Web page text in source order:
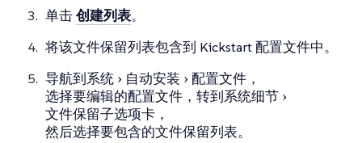
单击创建列表。
将该文件保留列表包含到 Kickstart 配置文件中。
导航到系统 自动安装 配置文件 ，
选择要编辑的配置文件，转到系统细节
文件保留子选项卡，
然后选择要包含的文件保留列表。